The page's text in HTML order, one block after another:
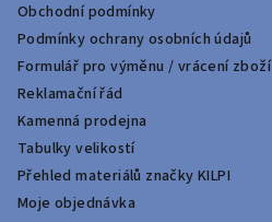
Obchodní podmínky
Podmínky ochrany osobních údajů
Formulář pro výměnu / vrácení zboží
Reklamační řád
Kamenná prodejna
Tabulky velikostí
Přehled materiálů značky KILPI
Moje objednávka